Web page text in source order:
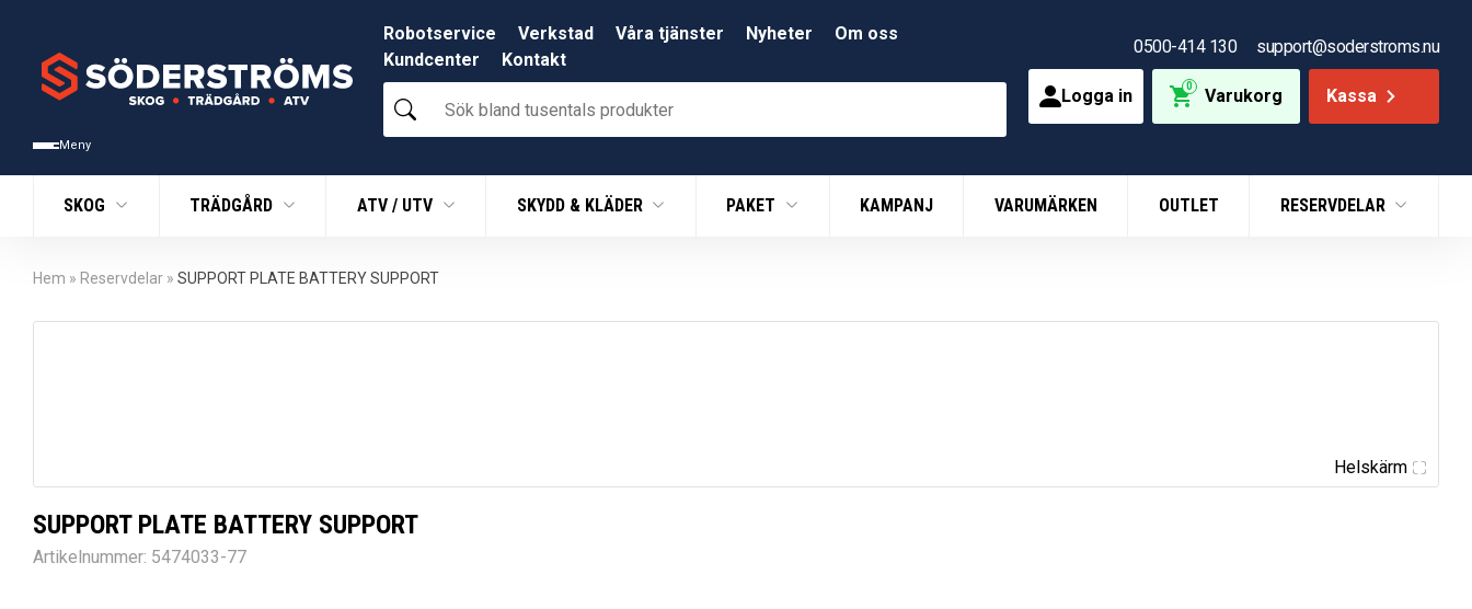
Meny
Robotservice Verkstad Våra tjänster Nyheter
Om oss
Kundcenter
Kontakt
Sök
bland
produkter
0500-414 130 support@soderstroms.nu
Logga in 0 Varukorg Kassa
SKOG TRÄDGÅRD ATV / UTV SKYDD & KLÄDER PAKET KAMPANJ VARUMÄRKEN OUTLET RESERVDELAR
Hem » Reservdelar » SUPPORT PLATE BATTERY SUPPORT
Helskärm
SUPPORT PLATE BATTERY SUPPORT
Artikelnummer: 5474033-77